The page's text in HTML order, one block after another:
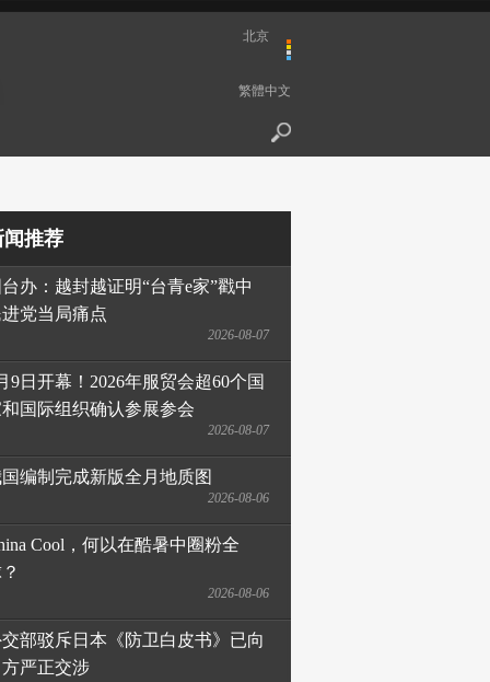
北京
繁體中文
闻推荐
办：越封越证明“台青e家”戳中
党当局痛点
2026-08-07
9日开幕！2026年服贸会超60个国
国际组织确认参展参会
2026-08-07
编制完成新版全月地质图
2026-08-06
Cool，何以在酷暑中圈粉全
2026-08-06
部驳斥日本《防卫白皮书》已向
严正交涉